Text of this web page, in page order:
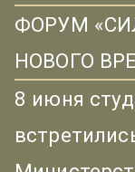
ФОРУМ
НОВОГО
8 июня